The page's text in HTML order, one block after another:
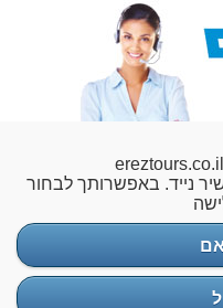
נייד. באפשרותך לבחור